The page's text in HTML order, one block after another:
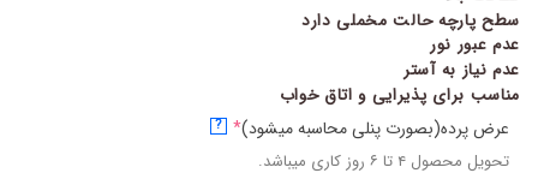
سطح پارچه حالت مخملی دارد
عدم عبور نور
عدم نیاز به آستر
مناسب برای پذیرایی و اتاق خواب
عرض پرده(بصورت پنلی محاسبه میشود)*
?
تحویل محصول ۴ تا ۶ روز کاری میباشد.